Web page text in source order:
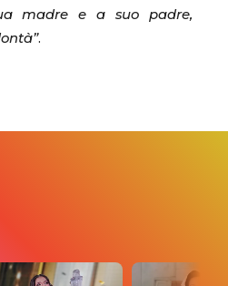
madre e a suo padre,
.